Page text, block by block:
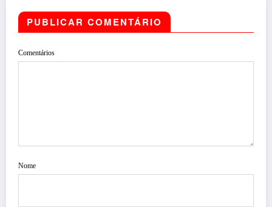
PUBLICAR COMENTÁRIO
Comentários
Nome